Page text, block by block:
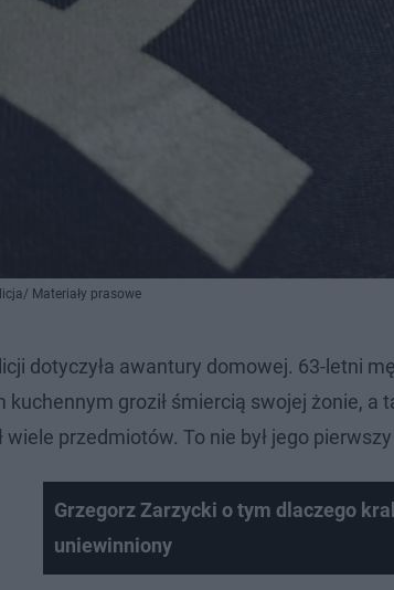
Materiały prasowe
dotyczyła awantury domowej. 63-letni
kuchennym groził śmiercią swojej żonie,
wiele przedmiotów. To nie był jego
Grzegorz Zarzycki o tym dlaczego
uniewinniony